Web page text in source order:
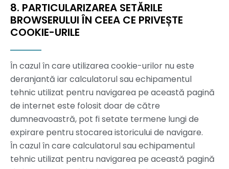
8. PARTICULARIZAREA SETĂRILE
BROWSERULUI ÎN CEEA CE PRIVEȘTE
COOKIE-URILE
În cazul în care utilizarea cookie-urilor nu este
deranjantă iar calculatorul sau echipamentul
tehnic utilizat pentru navigarea pe această pagină
de internet este folosit doar de către
dumneavoastră, pot fi setate termene lungi de
expirare pentru stocarea istoricului de navigare.
În cazul în care calculatorul sau echipamentul
tehnic utilizat pentru navigarea pe această pagină